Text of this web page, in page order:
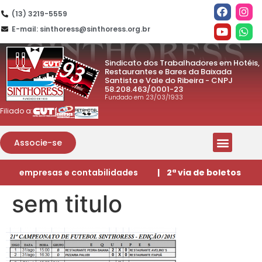
(13) 3219-5559
E-mail: sinthoress@sinthoress.org.br
Sindicato dos Trabalhadores em Hotéis,
Restaurantes e Bares da Baixada
Santista e Vale do Ribeira - CNPJ
58.208.463/0001-23
Fundado em 23/03/1933
Filiado a:
Associe-se
empresas e contabilidades | 2ª via de boletos
sem titulo